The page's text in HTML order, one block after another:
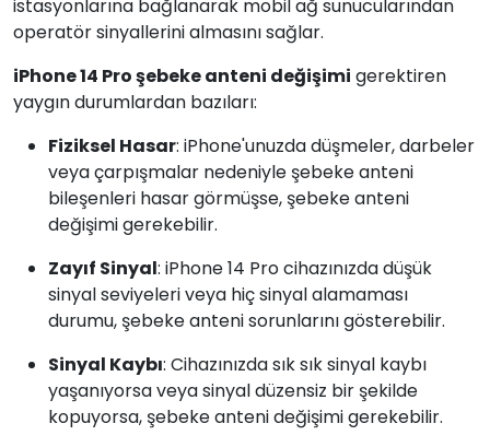
istasyonlarına bağlanarak mobil ağ sunucularından
operatör sinyallerini almasını sağlar.
iPhone 14 Pro şebeke anteni değişimi gerektiren
yaygın durumlardan bazıları:
Fiziksel Hasar: iPhone'unuzda düşmeler, darbeler
veya çarpışmalar nedeniyle şebeke anteni
bileşenleri hasar görmüşse, şebeke anteni
değişimi gerekebilir.
Zayıf Sinyal: iPhone 14 Pro cihazınızda düşük
sinyal seviyeleri veya hiç sinyal alamaması
durumu, şebeke anteni sorunlarını gösterebilir.
Sinyal Kaybı: Cihazınızda sık sık sinyal kaybı
yaşanıyorsa veya sinyal düzensiz bir şekilde
kopuyorsa, şebeke anteni değişimi gerekebilir.